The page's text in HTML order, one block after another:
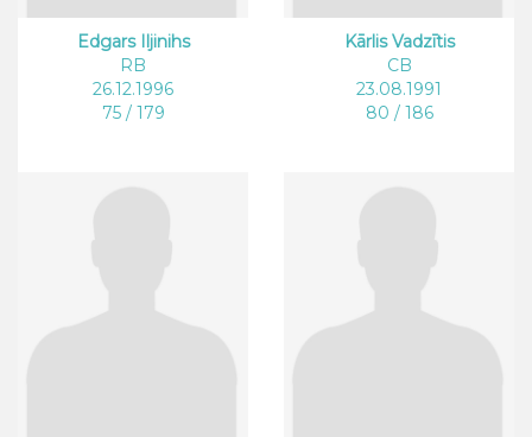
Edgars Iljinihs
RB
26.12.1996
75 / 179
Kārlis Vadzītis
CB
23.08.1991
80 / 186